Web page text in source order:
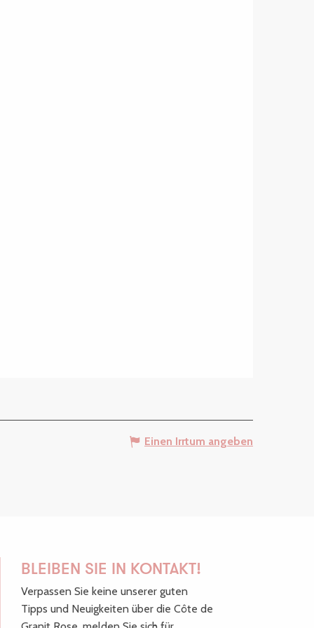
Einen Irrtum angeben
BLEIBEN SIE IN KONTAKT!
Verpassen Sie keine unserer guten
Tipps und Neuigkeiten über die Côte de